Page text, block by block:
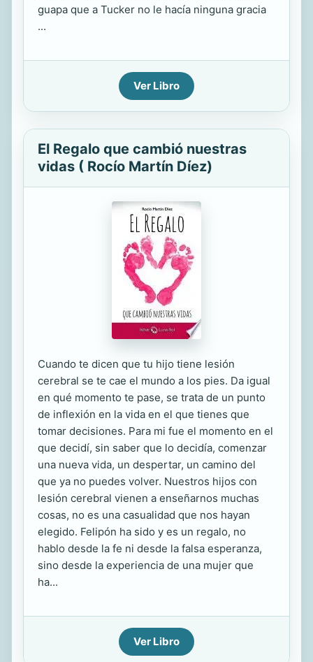
guapa que a Tucker no le hacía ninguna gracia
...
Ver Libro
El Regalo que cambió nuestras
vidas ( Rocío Martín Díez)
Cuando te dicen que tu hijo tiene lesión
cerebral se te cae el mundo a los pies. Da igual
en qué momento te pase, se trata de un punto
de inflexión en la vida en el que tienes que
tomar decisiones. Para mi fue el momento en el
que decidí, sin saber que lo decidía, comenzar
una nueva vida, un despertar, un camino del
que ya no puedes volver. Nuestros hijos con
lesión cerebral vienen a enseñarnos muchas
cosas, no es una casualidad que nos hayan
elegido. Felipón ha sido y es un regalo, no
hablo desde la fe ni desde la falsa esperanza,
sino desde la experiencia de una mujer que
ha...
Ver Libro